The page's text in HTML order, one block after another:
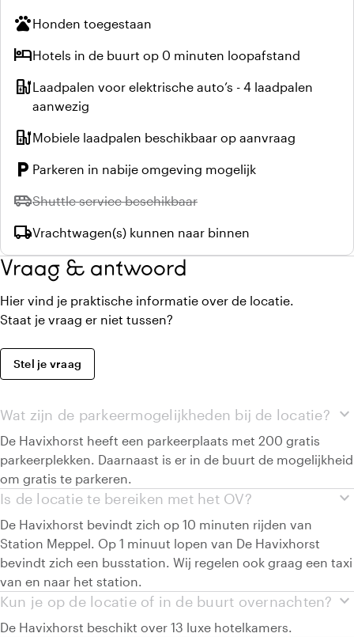
petsHonden toegestaan
hotelHotels in de buurt op 0 minuten loopafstand
ev_stationLaadpalen voor elektrische auto’s - 4 laadpalen
aanwezig
ev_stationMobiele laadpalen beschikbaar op aanvraag
local_parking Parkeren in nabije omgeving mogelijk
airport_shuttleNiet beschikbaar:
Shuttle service beschikbaar
local_shippingVrachtwagen(s) kunnen naar binnen
Vraag & antwoord
Hier vind je praktische informatie over de locatie.
Staat je vraag er niet tussen?
Stel je vraag
expand_more
Wat zijn de parkeermogelijkheden bij de locatie?
De Havixhorst heeft een parkeerplaats met 200 gratis
parkeerplekken. Daarnaast is er in de buurt de mogelijkheid
om gratis te parkeren.
expand_more
Is de locatie te bereiken met het OV?
De Havixhorst bevindt zich op 10 minuten rijden van
Station Meppel. Op 1 minuut lopen van De Havixhorst
bevindt zich een busstation. Wij regelen ook graag een taxi
van en naar het station.
expand_more
Kun je op de locatie of in de buurt overnachten?
De Havixhorst beschikt over 13 luxe hotelkamers.